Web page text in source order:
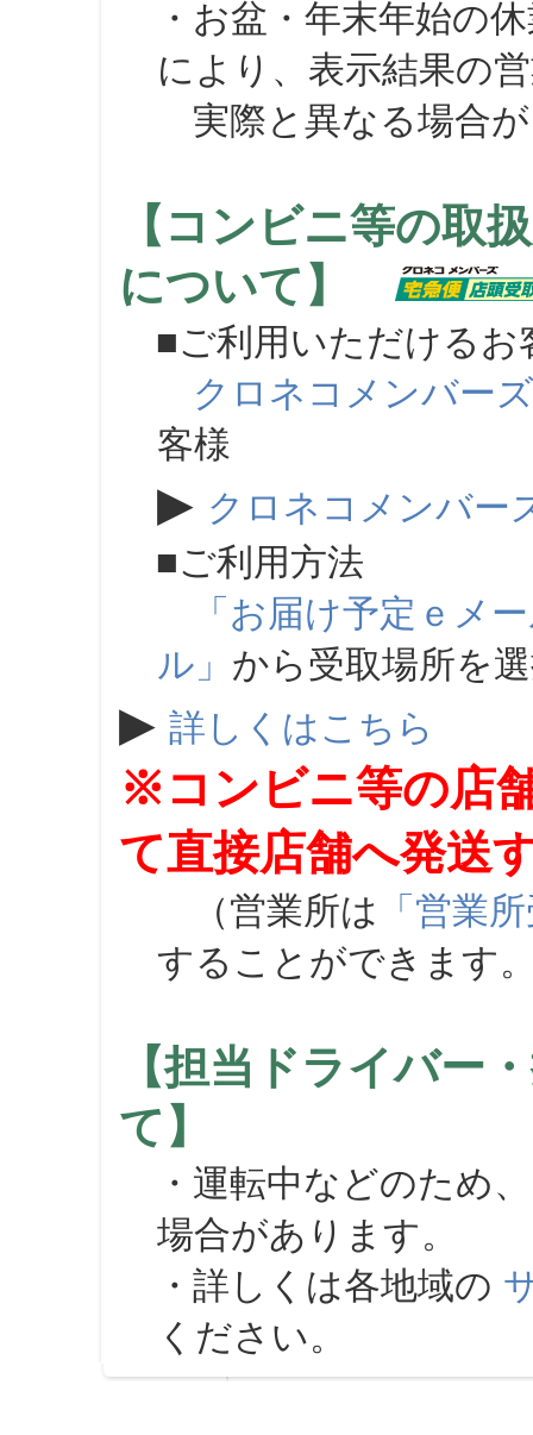
・お盆・年末年始の
により、表示結果の
実際と異なる場合が
【コンビニ等の取
について】
■ご利用いただけるお
クロネコメンバーズ
客様
▶ クロネコメンバー
■ご利用方法
「お届け予定ｅメ
ル」 から受取場所を
▶ 詳しくはこちら
※コンビニ等の店
て直接店舗へ発送
（営業所は 「営業
することができます
【担当ドライバー
て】
・運転中などのため
場合があります。
・詳しくは各地域の
ください。